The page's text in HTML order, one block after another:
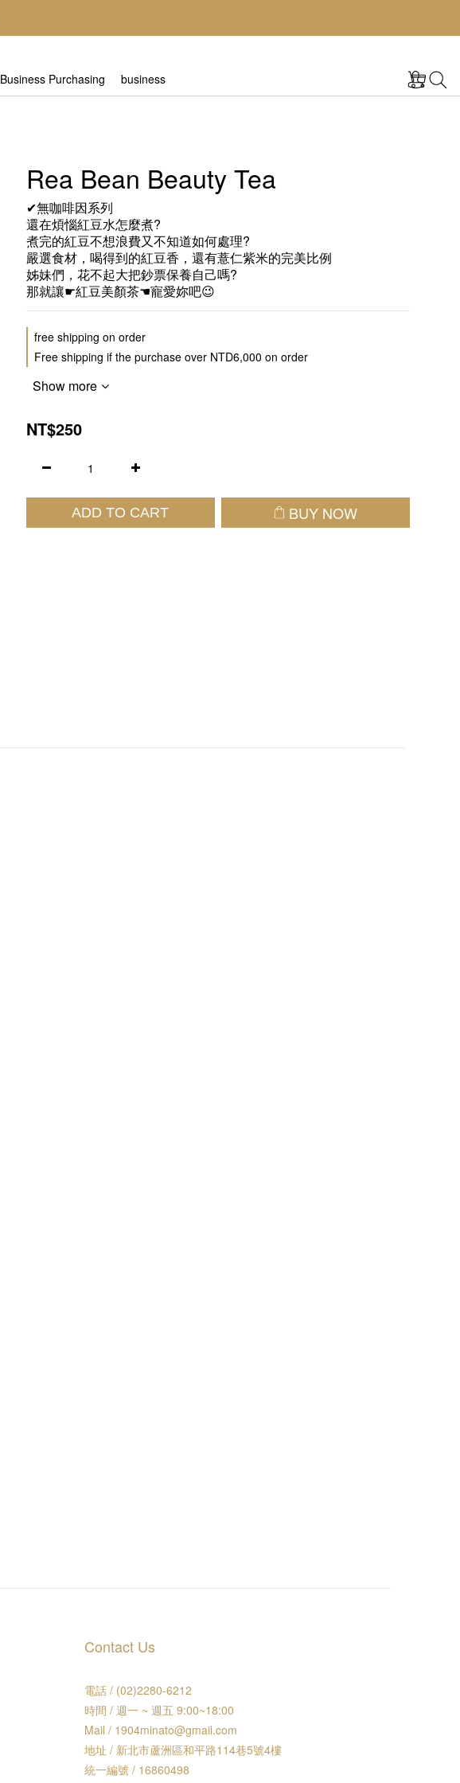
Business Purchasing business
Rea Bean Beauty Tea
✔無咖啡因系列
還在煩惱紅豆水怎麼煮?
煮完的紅豆不想浪費又不知道如何處理?
嚴選食材，喝得到的紅豆香，還有薏仁紫米的完美比例
姊妹們，花不起大把鈔票保養自己嗎?
那就讓☛紅豆美顏茶☚寵愛妳吧😉
free shipping on order
Free shipping if the purchase over NTD6,000 on order
Show more
NT$250
ADD TO CART BUY NOW
Contact Us
電話 / (02)2280-6212
時間 / 週一 ~ 週五 9:00~18:00
Mail / 1904minato@gmail.com
地址 / 新北市蘆洲區和平路114巷5號4樓
統一編號 / 16860498